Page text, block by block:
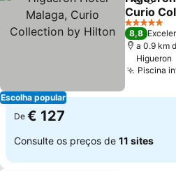
Escolha popular
Partilhar
Curio
5 Estrelas
8,8
a 0.9 km
Higueron
Piscina
De € 127
Consulte os preços de 11 sites